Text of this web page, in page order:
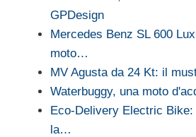
GPDesign
Mercedes Benz SL 600
moto…
MV Agusta da 24 Kt: il
Waterbuggy, una moto
Eco-Delivery Electric
la…